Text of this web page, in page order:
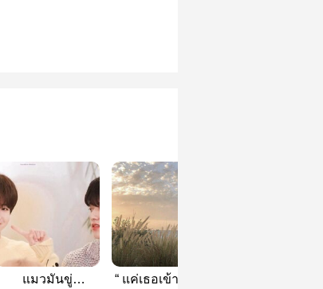
แมวมันขู่
“ แค่เธอเข้ามา “—